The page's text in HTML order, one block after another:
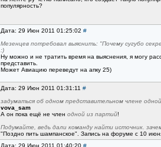
популярность?
Дата: 29 Июн 2011 01:25:02 #
Мезенцев потребовал выяснить: "Почему сугубо
:)
Ну можно и не тратить время на выяснения, я могу
представить.
Может Авиацию переведут на апку 25)
Дата: 29 Июн 2011 01:31:11 #
задуматься об одном представительном члене
vova_sam
А он пока ещё не член одной из партий!
Подумайте, ведь дали команду найти источник.
"Поздно пить шампанское". Запись на форуме с 10
Дата: 29 Июн 2011 01:40:20 #